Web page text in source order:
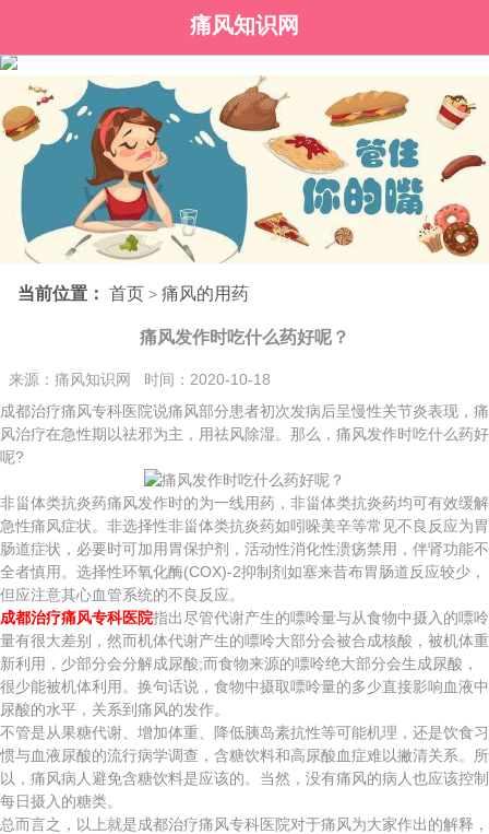
痛风知识网
当前位置： 首页 > 痛风的用药
痛风发作时吃什么药好呢？
来源：痛风知识网 时间：2020-10-18
成都治疗痛风专科医院说痛风部分患者初次发病后呈慢性关节炎表现，痛
风治疗在急性期以祛邪为主，用祛风除湿。那么，痛风发作时吃什么药好
呢?
非甾体类抗炎药痛风发作时的为一线用药，非甾体类抗炎药均可有效缓解
急性痛风症状。非选择性非甾体类抗炎药如吲哚美辛等常见不良反应为胃
肠道症状，必要时可加用胃保护剂，活动性消化性溃疡禁用，伴肾功能不
全者慎用。选择性环氧化酶(COX)-2抑制剂如塞来昔布胃肠道反应较少，
但应注意其心血管系统的不良反应。
成都治疗痛风专科医院指出尽管代谢产生的嘌呤量与从食物中摄入的嘌呤
量有很大差别，然而机体代谢产生的嘌呤大部分会被合成核酸，被机体重
新利用，少部分会分解成尿酸;而食物来源的嘌呤绝大部分会生成尿酸，
很少能被机体利用。换句话说，食物中摄取嘌呤量的多少直接影响血液中
尿酸的水平，关系到痛风的发作。
不管是从果糖代谢、增加体重、降低胰岛素抗性等可能机理，还是饮食习
惯与血液尿酸的流行病学调查，含糖饮料和高尿酸血症难以撇清关系。所
以，痛风病人避免含糖饮料是应该的。当然，没有痛风的病人也应该控制
每日摄入的糖类。
总而言之，以上就是成都治疗痛风专科医院对于痛风为大家作出的解释，